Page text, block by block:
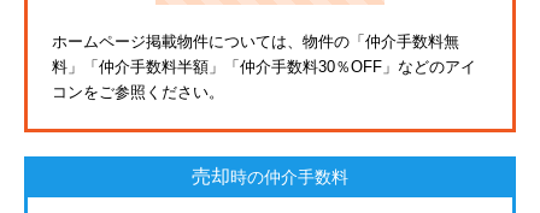
ホームページ掲載物件については、物件の「仲介手数料無
料」「仲介手数料半額」「仲介手数料30％OFF」などのアイ
コンをご参照ください。
売却時の仲介手数料